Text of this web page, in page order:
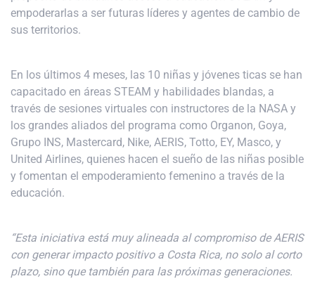
empoderarlas a ser futuras líderes y agentes de cambio de
sus territorios.
En los últimos 4 meses, las 10 niñas y jóvenes ticas se han
capacitado en áreas STEAM y habilidades blandas, a
través de sesiones virtuales con instructores de la NASA y
los grandes aliados del programa como Organon, Goya,
Grupo INS, Mastercard, Nike, AERIS, Totto, EY, Masco, y
United Airlines, quienes hacen el sueño de las niñas posible
y fomentan el empoderamiento femenino a través de la
educación.
“Esta iniciativa está muy alineada al compromiso de AERIS
con generar impacto positivo a Costa Rica, no solo al corto
plazo, sino que también para las próximas generaciones.